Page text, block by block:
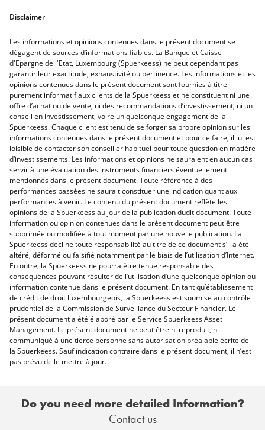
Disclaimer
Les informations et opinions contenues dans le présent document se
dégagent de sources d’informations fiables. La Banque et Caisse
d'Epargne de l'Etat, Luxembourg (Spuerkeess) ne peut cependant pas
garantir leur exactitude, exhaustivité ou pertinence. Les informations et les
opinions contenues dans le présent document sont fournies à titre
purement informatif aux clients de la Spuerkeess et ne constituent ni une
offre d’achat ou de vente, ni des recommandations d’investissement, ni un
conseil en investissement, voire un quelconque engagement de la
Spuerkeess. Chaque client est tenu de se forger sa propre opinion sur les
informations contenues dans le présent document et pour ce faire, il lui est
loisible de contacter son conseiller habituel pour toute question en matière
d’investissements. Les informations et opinions ne sauraient en aucun cas
servir à une évaluation des instruments financiers éventuellement
mentionnés dans le présent document. Toute référence à des
performances passées ne saurait constituer une indication quant aux
performances à venir. Le contenu du présent document reflète les
opinions de la Spuerkeess au jour de la publication dudit document. Toute
information ou opinion contenues dans le présent document peut être
supprimée ou modifiée à tout moment par une nouvelle publication. La
Spuerkeess décline toute responsabilité au titre de ce document s’il a été
altéré, déformé ou falsifié notamment par le biais de l’utilisation d’Internet.
En outre, la Spuerkeess ne pourra être tenue responsable des
conséquences pouvant résulter de l’utilisation d’une quelconque opinion ou
information contenue dans le présent document. En tant qu’établissement
de crédit de droit luxembourgeois, la Spuerkeess est soumise au contrôle
prudentiel de la Commission de Surveillance du Secteur Financier. Le
présent document a été élaboré par le Service Spuerkeess Asset
Management. Le présent document ne peut être ni reproduit, ni
communiqué à une tierce personne sans autorisation préalable écrite de
la Spuerkeess. Sauf indication contraire dans le présent document, il n’est
pas prévu de le mettre à jour.
Do you need more detailed Information?
Contact us